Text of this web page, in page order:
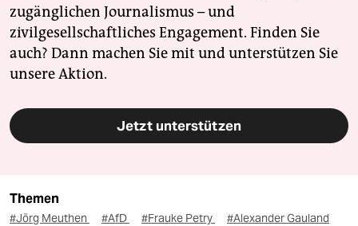
zugänglichen Journalismus – und
zivilgesellschaftliches Engagement. Finden Sie
auch? Dann machen Sie mit und unterstützen Sie
unsere Aktion.
Jetzt unterstützen
Themen
#Jörg Meuthen #AfD #Frauke Petry #Alexander Gauland